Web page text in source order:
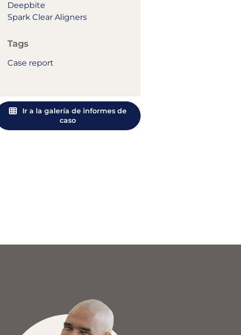
Deepbite
Spark Clear Aligners
Tags
Case report
Ir a la galería de informes de
caso